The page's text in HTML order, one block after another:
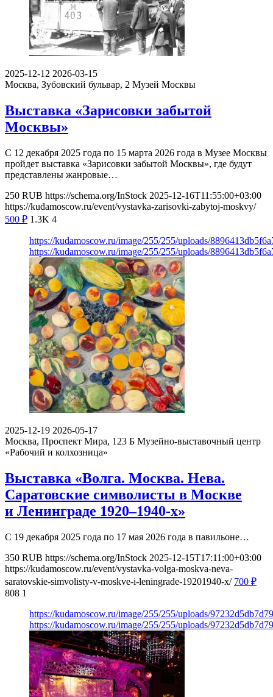
2025-12-12 2026-03-15
Москва, Зубовский бульвар, 2 Музей Москвы
Выставка «Зарисовки забытой
Москвы»
С 12 декабря 2025 года по 15 марта 2026 года в Музее Москвы
пройдет выставка «Зарисовки забытой Москвы», где будут
представлены жанровые…
250 RUB https://schema.org/InStock 2025-12-16T11:55:00+03:00
https://kudamoscow.ru/event/vystavka-zarisovki-zabytoj-moskvy/
500 ₽ 1.3K 4
https://kudamoscow.ru/image/255/255/uploads/
https://kudamoscow.ru/image/255/255/uploads/
2025-12-19 2026-05-17
Москва, Проспект Мира, 123 Б Музейно-выставочный центр
«Рабочий и колхозница»
Выставка «Волга. Москва. Нева.
Саратовские символисты в Москве
и Ленинграде 1920–1940-х»
С 19 декабря 2025 года по 17 мая 2026 года в павильоне…
350 RUB https://schema.org/InStock 2025-12-15T17:11:00+03:00
https://kudamoscow.ru/event/vystavka-volga-moskva-neva-
saratovskie-simvolisty-v-moskve-i-leningrade-19201940-x/ 700 ₽
808 1
https://kudamoscow.ru/image/255/255/uploads/
https://kudamoscow.ru/image/255/255/uploads/